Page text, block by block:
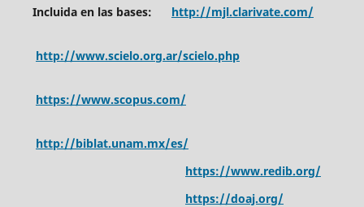
Incluida en las bases: http://mjl.clarivate.com/
http://www.scielo.org.ar/scielo.php
https://www.scopus.com/
http://biblat.unam.mx/es/
https://www.redib.org/
https://doaj.org/